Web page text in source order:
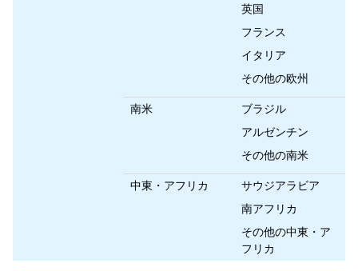
英国
フランス
イタリア
その他の欧州
南米
ブラジル
アルゼンチン
その他の南米
中東・アフリカ
サウジアラビア
南アフリカ
その他の中東・ア
フリカ